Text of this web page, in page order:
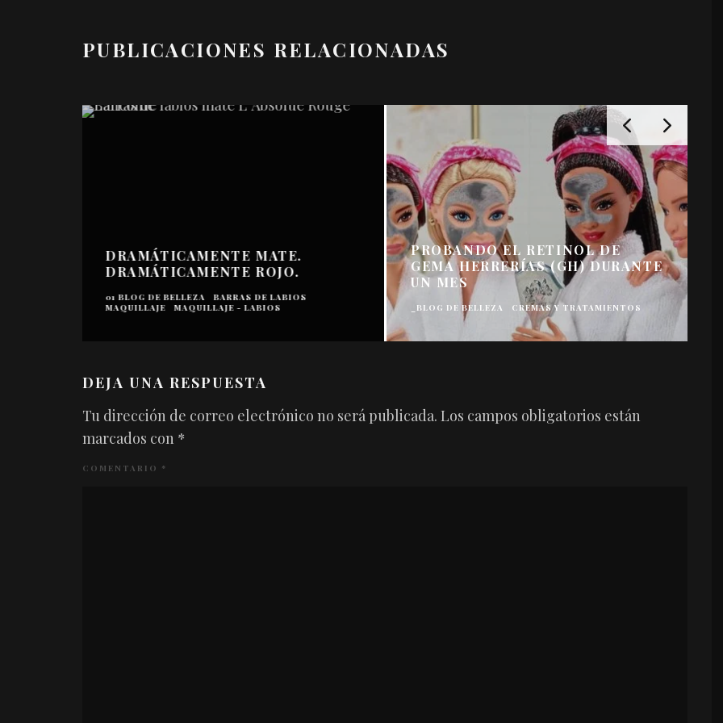
PUBLICACIONES RELACIONADAS
DRAMÁTICAMENTE MATE.
DRAMÁTICAMENTE ROJO.
01 BLOG DE BELLEZA
BARRAS DE LABIOS
MAQUILLAJE
MAQUILLAJE - LABIOS
PROBANDO EL RETINOL DE
GEMA HERRERÍAS (GH) DURANTE
UN MES
_BLOG DE BELLEZA CREMAS Y TRATAMIENTOS
DEJA UNA RESPUESTA
Tu dirección de correo electrónico no será publicada. Los campos obligatorios están
marcados con *
COMENTARIO *